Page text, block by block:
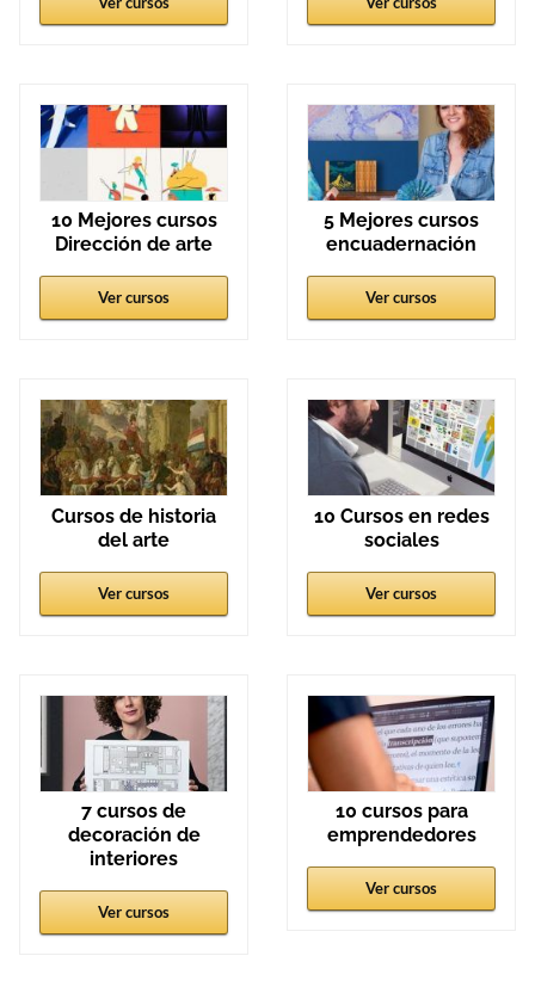
10 Mejores cursos
Dirección de arte
Ver cursos
5 Mejores cursos
encuadernación
Ver cursos
Cursos de historia
del arte
Ver cursos
10 Cursos en redes
sociales
Ver cursos
7 cursos de
decoración de
interiores
Ver cursos
10 cursos para
emprendedores
Ver cursos